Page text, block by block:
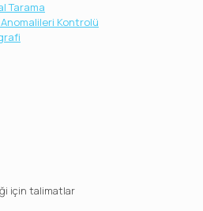
Tarama
Kontrolü
için talimatlar